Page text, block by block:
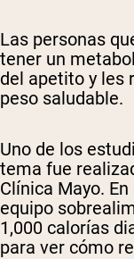
Las personas
tener un
del apetito y les
peso saludable.
Uno de los
tema fue
Clínica Mayo.
equipo
1,000 calorías
para ver cómo